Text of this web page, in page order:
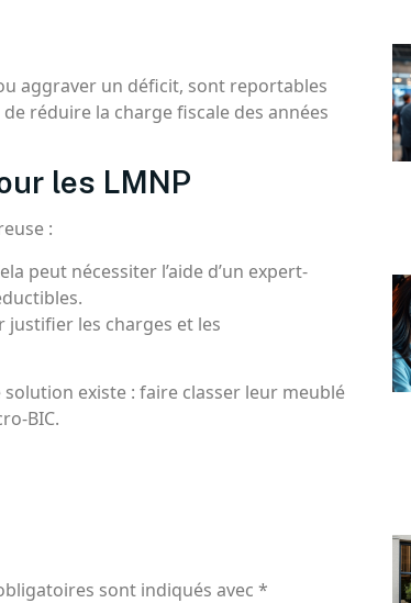
aggraver un déficit, sont reportables
réduire la charge fiscale des années
les LMNP
:
peut nécessiter l’aide d’un expert-
les charges et les
existe : faire classer leur meublé
BIC.
sont indiqués avec *